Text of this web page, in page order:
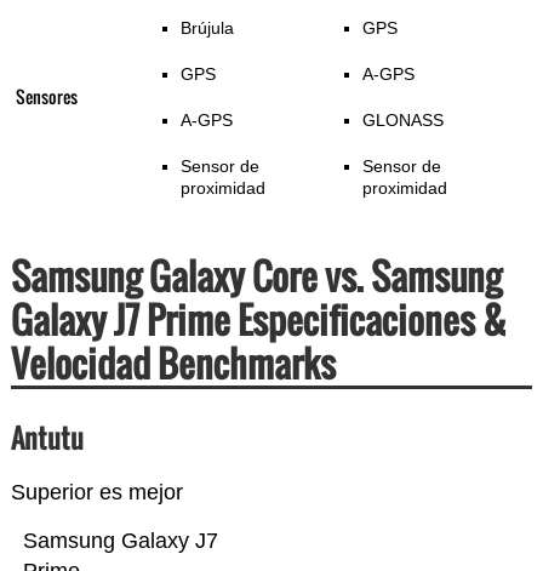
Sensores
Brújula
GPS
A-GPS
Sensor de
proximidad
GPS
A-GPS
GLONASS
Sensor de
proximidad
Samsung Galaxy Core vs. Samsung
Galaxy J7 Prime Especificaciones &
Velocidad Benchmarks
Antutu
Superior es mejor
Samsung Galaxy J7